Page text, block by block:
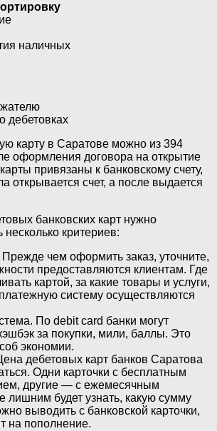
наличных
дебетовках
карту в Саратове можно из 394
оформления договора на открытие
привязаны к банковскому счету,
открывается счет, а после выдается
банковских карт нужно
несколько критериев:
чем оформить заказ, уточните,
предоставляются клиентам. Где
картой, за какие товары и услуги,
систему осуществляются
По debit card банки могут
за покупки, мили, баллы. Это
экономии.
дебетовых карт банков Саратова
Одни карточки с бесплатным
другие — с ежемесячным
лишним будет узнать, какую сумму
выводить с банковской карточки,
на пополнение.